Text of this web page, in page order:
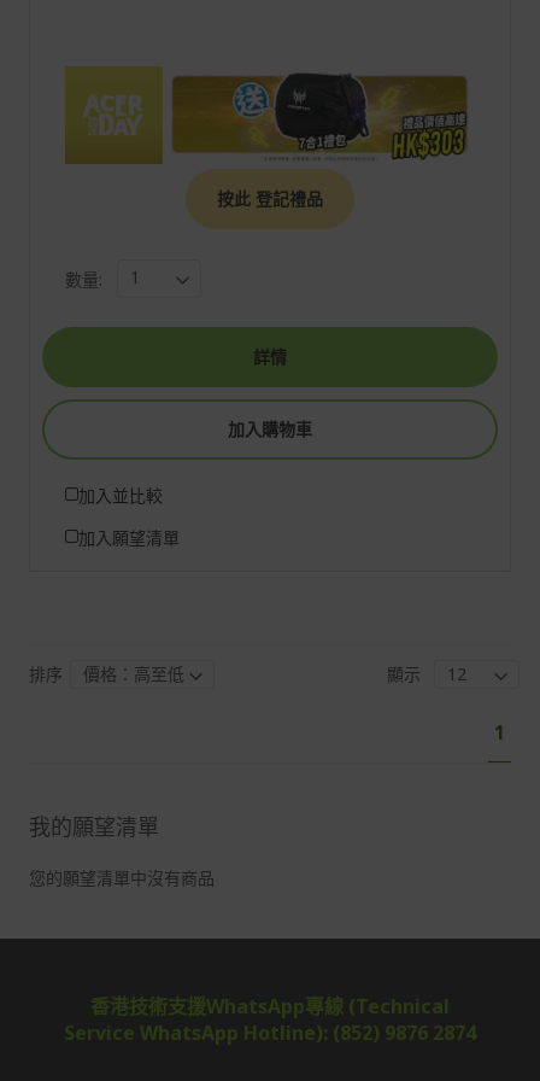
按此 登記禮品
數量:
詳情
加入購物車
加入並比較
加入願望清單
排序
顯示
您
目
1
我的願望清單
您的願望清單中沒有商品
香港技術支援WhatsApp專線 (Technical
Service WhatsApp Hotline): (852) 9876 2874